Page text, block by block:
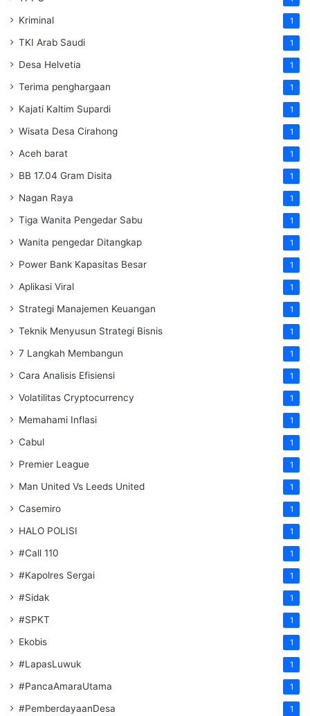
Kriminal 1
TKI Arab Saudi 1
Desa Helvetia 1
Terima penghargaan 1
Kajati Kaltim Supardi 1
Wisata Desa Cirahong 1
Aceh barat 1
BB 17.04 Gram Disita 1
Nagan Raya 1
Tiga Wanita Pengedar Sabu 1
Wanita pengedar Ditangkap 1
Power Bank Kapasitas Besar 1
Aplikasi Viral 1
Strategi Manajemen Keuangan 1
Teknik Menyusun Strategi Bisnis 1
7 Langkah Membangun 1
Cara Analisis Efisiensi 1
Volatilitas Cryptocurrency 1
Memahami Inflasi 1
Cabul 1
Premier League 1
Man United Vs Leeds United 1
Casemiro 1
HALO POLISI 1
#Call 110 1
#Kapolres Sergai 1
#Sidak 1
#SPKT 1
Ekobis 1
#LapasLuwuk 1
#PancaAmaraUtama 1
#PemberdayaanDesa 1